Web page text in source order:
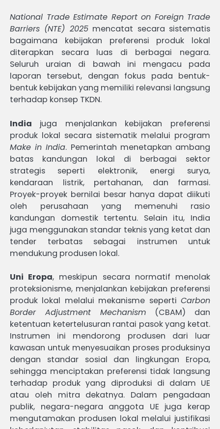
National Trade Estimate Report on Foreign Trade
Barriers (NTE) 2025mencatat secara sistematis
bagaimana kebijakan preferensi produk lokal
diterapkan secara luas di berbagai negara.
Seluruh uraian di bawah ini mengacu pada
laporan tersebut, dengan fokus pada bentuk-
bentuk kebijakan yang memiliki relevansi langsung
terhadap konsep TKDN.
India juga menjalankan kebijakan preferensi
produk lokal secara sistematik melalui program
Make in India. Pemerintah menetapkan ambang
batas kandungan lokal di berbagai sektor
strategis seperti elektronik, energi surya,
kendaraan listrik, pertahanan, dan farmasi.
Proyek-proyek bernilai besar hanya dapat diikuti
oleh perusahaan yang memenuhi rasio
kandungan domestik tertentu. Selain itu, India
juga menggunakan standar teknis yang ketat dan
tender terbatas sebagai instrumen untuk
mendukung produsen lokal.
Uni Eropa, meskipun secara normatif menolak
proteksionisme, menjalankan kebijakan preferensi
produk lokal melalui mekanisme seperti Carbon
Border Adjustment Mechanism (CBAM) dan
ketentuan ketertelusuran rantai pasok yang ketat.
Instrumen ini mendorong produsen dari luar
kawasan untuk menyesuaikan proses produksinya
dengan standar sosial dan lingkungan Eropa,
sehingga menciptakan preferensi tidak langsung
terhadap produk yang diproduksi di dalam UE
atau oleh mitra dekatnya. Dalam pengadaan
publik, negara-negara anggota UE juga kerap
mengutamakan produsen lokal melalui justifikasi